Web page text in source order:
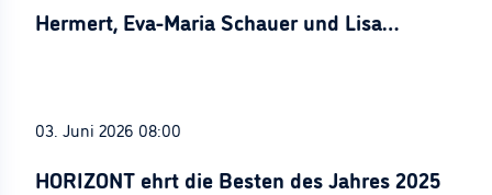
Hermert, Eva-Maria Schauer und Lisa
03. Juni 2026 08:00
HORIZONT ehrt die Besten des Jahres 2025